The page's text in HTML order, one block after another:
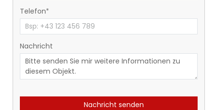
Telefon
Nachricht
Nachricht senden